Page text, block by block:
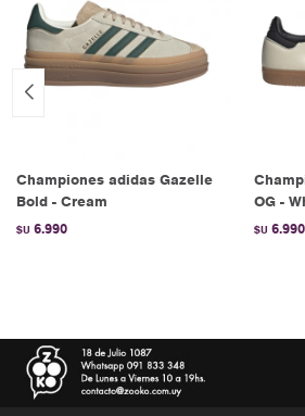
Championes adidas Gazelle
Bold - Cream
$U 6.990
OG -
$U 6.990